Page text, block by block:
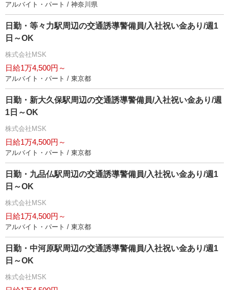
アルバイト・パート / 神奈川県
日勤・等々力駅周辺の交通誘導警備員/入社祝い金あり/週1
日～OK
株式会社MSK
日給1万4,500円～
アルバイト・パート / 東京都
日勤・新大久保駅周辺の交通誘導警備員/入社祝い金あり/週
1日～OK
株式会社MSK
日給1万4,500円～
アルバイト・パート / 東京都
日勤・九品仏駅周辺の交通誘導警備員/入社祝い金あり/週1
日～OK
株式会社MSK
日給1万4,500円～
アルバイト・パート / 東京都
日勤・中河原駅周辺の交通誘導警備員/入社祝い金あり/週1
日～OK
株式会社MSK